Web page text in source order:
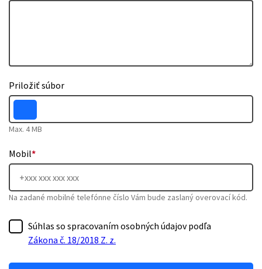
Priložiť súbor
Max. 4 MB
Mobil*
Na zadané mobilné telefónne číslo Vám bude zaslaný overovací kód.
Súhlas so spracovaním osobných údajov podľa
Zákona č. 18/2018 Z. z.